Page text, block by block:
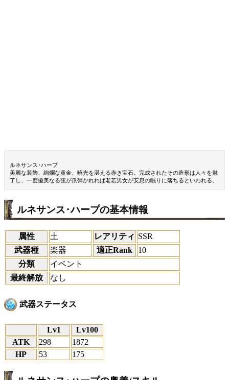
ルネサンス･ハープ
美麗な装飾、絢爛な黄金、暁光を湛える赤き宝石。完成されたその造形は人々を魅
了し、一度優美なる弦が爪弾かれれば老若男女が安息の眠りに落ちるといわれる。
ルネサンス･ハープの基本情報
属性 土 レアリティ SSR
武器種
楽器 適正Rank
10
分類
イベント
最終解放
なし
武器ステータス
Lv1
Lv100
ATK
298
1872
HP
53 175